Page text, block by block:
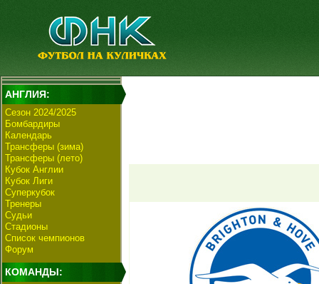
АНГЛИЯ:
Сезон 2024/2025
Бомбардиры
Календарь
Трансферы (зима)
Трансферы (лето)
Кубок Англии
Кубок Лиги
Суперкубок
Тренеры
Судьи
Стадионы
Список чемпионов
Форум
КОМАНДЫ: